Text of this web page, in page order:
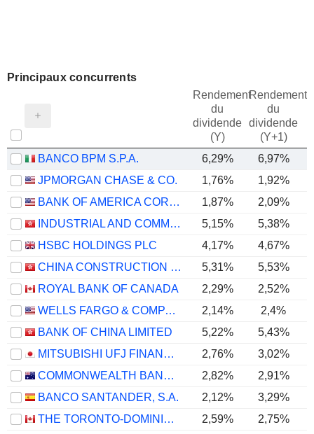
Principaux concurrents
Rendement
du
dividende
(Y)
Rendement
du
dividende
(Y+1)
BANCO BPM S.P.A. 6,29% 6,97%
JPMORGAN CHASE & CO.
1,76% 1,92%
BANK OF AMERICA CORPORATION
1,87% 2,09%
INDUSTRIAL AND COMMERCIAL BANK OF CHINA LIMITED
5,15%
5,38%
HSBC HOLDINGS PLC
4,17% 4,67%
CHINA CONSTRUCTION BANK CORPORATION
5,31%
5,53%
ROYAL BANK OF CANADA
2,29% 2,52%
WELLS FARGO & COMPANY
2,14% 2,4%
BANK OF CHINA LIMITED
5,22%
5,43%
MITSUBISHI UFJ FINANCIAL GROUP, INC.
2,76% 3,02%
COMMONWEALTH BANK OF AUSTRALIA
2,82% 2,91%
BANCO SANTANDER, S.A.
2,12% 3,29%
THE TORONTO-DOMINION BANK
2,59% 2,75%